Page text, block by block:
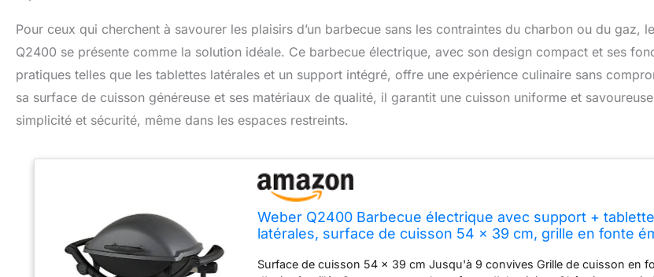
Pour ceux qui cherchent à savourer les plaisirs d’un barbecue sans les contraintes du charbon ou du gaz,
Q2400 se présente comme la solution idéale. Ce barbecue électrique, avec son design compact et ses
pratiques telles que les tablettes latérales et un support intégré, offre une expérience culinaire sans
sa surface de cuisson généreuse et ses matériaux de qualité, il garantit une cuisson uniforme et
simplicité et sécurité, même dans les espaces restreints.
Weber Q2400 Barbecue électrique avec support +
latérales, surface de cuisson 54 x 39 cm, grille en fonte
(55020053)
Surface de cuisson 54 x 39 cm Jusqu'à 9 convives Grille de cuisson en